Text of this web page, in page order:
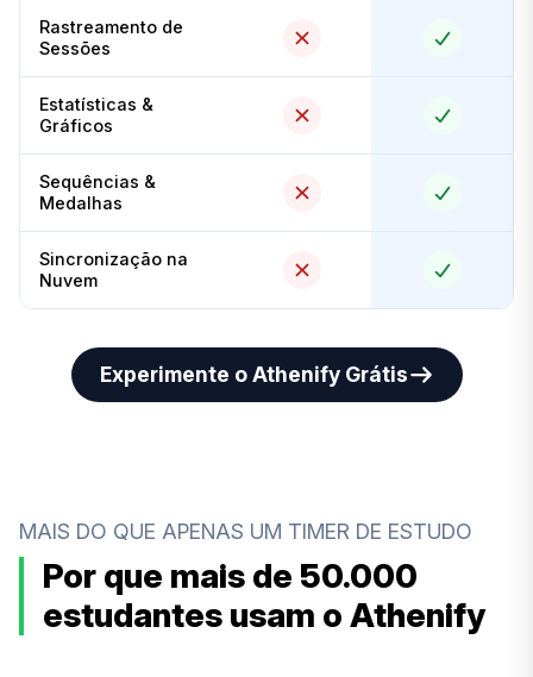
Rastreamento de
Sessões
Estatísticas &
Gráficos
Sequências &
Medalhas
Sincronização na
Nuvem
Experimente o Athenify Grátis
MAIS DO QUE APENAS UM TIMER DE ESTUDO
Por que mais de 50.000
estudantes usam o Athenify